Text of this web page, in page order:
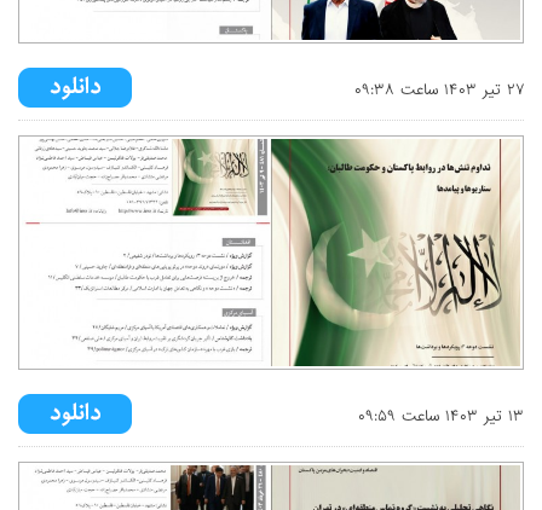
۲۷ تير ۱۴۰۳ ساعت ۰۹:۳۸
۱۳ تير ۱۴۰۳ ساعت ۰۹:۵۹